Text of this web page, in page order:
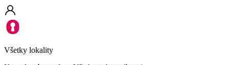
Všetky lokality